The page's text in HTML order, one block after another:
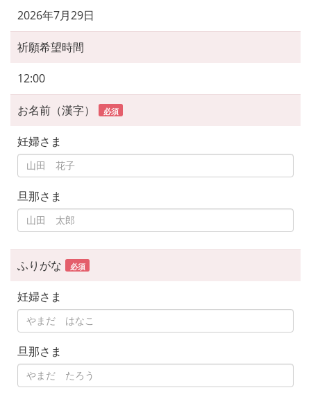
2026年7月29日
祈願希望時間
12:00
お名前（漢字） 必須
妊婦さま
旦那さま
ふりがな 必須
妊婦さま
旦那さま